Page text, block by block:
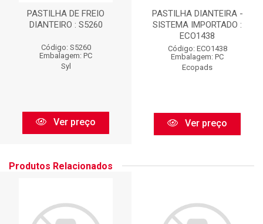
PASTILHA DE FREIO
DIANTEIRO : S5260
Código: S5260
Embalagem: PC
Syl
Ver preço
PASTILHA DIANTEIRA -
SISTEMA IMPORTADO :
ECO1438
Código: ECO1438
Embalagem: PC
Ecopads
Ver preço
Produtos Relacionados